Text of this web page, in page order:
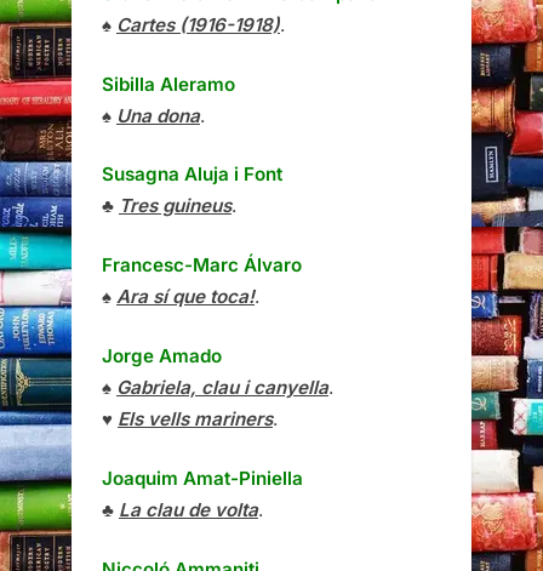
♠ Cartes (1916-1918).
Sibilla Aleramo
♠ Una dona.
Susagna Aluja i Font
♣ Tres guineus.
Francesc-Marc Álvaro
♠ Ara sí que toca!.
Jorge Amado
♠ Gabriela, clau i canyella.
♥ Els vells mariners.
Joaquim Amat-Piniella
♣ La clau de volta.